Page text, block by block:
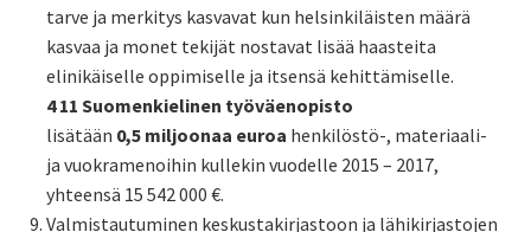
tarve ja merkitys kasvavat kun helsinkiläisten määrä
kasvaa ja monet tekijät nostavat lisää haasteita
elinikäiselle oppimiselle ja itsensä kehittämiselle.
4 11 Suomenkielinen työväenopisto
lisätään 0,5 miljoonaa euroa henkilöstö-, materiaali-
ja vuokramenoihin kullekin vuodelle 2015 – 2017,
yhteensä 15 542 000 €.
Valmistautuminen keskustakirjastoon ja lähikirjastojen